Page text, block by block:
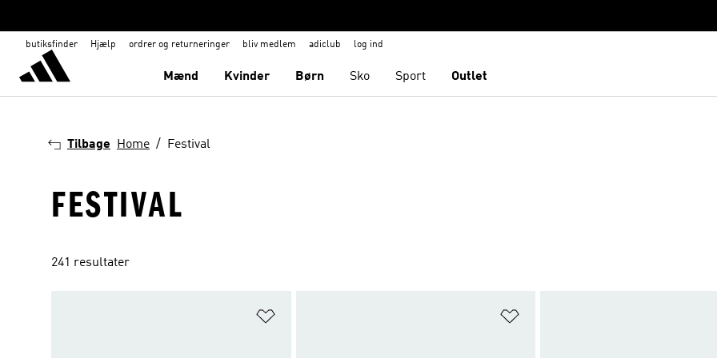
butiksfinder Hjælp ordrer og returneringer bliv medlem adiclub log ind
Mænd Kvinder Børn Sko Sport Outlet
Tilbage Home Festival
FESTIVAL
241 resultater